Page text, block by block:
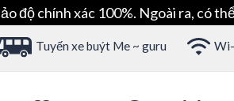
độ chính xác 100%. Ngoài ra, có
Tuyến xe buýt Me ~ guru